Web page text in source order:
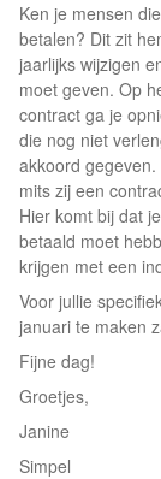
Ken je mensen
betalen? Dit zit
jaarlijks wijzigen
moet geven. Op
contract ga je
die nog niet
akkoord
mits zij een
Hier komt bij dat
betaald moet
krijgen met een
Voor jullie
januari te maken
Fijne dag!
Groetjes,
Janine
Simpel